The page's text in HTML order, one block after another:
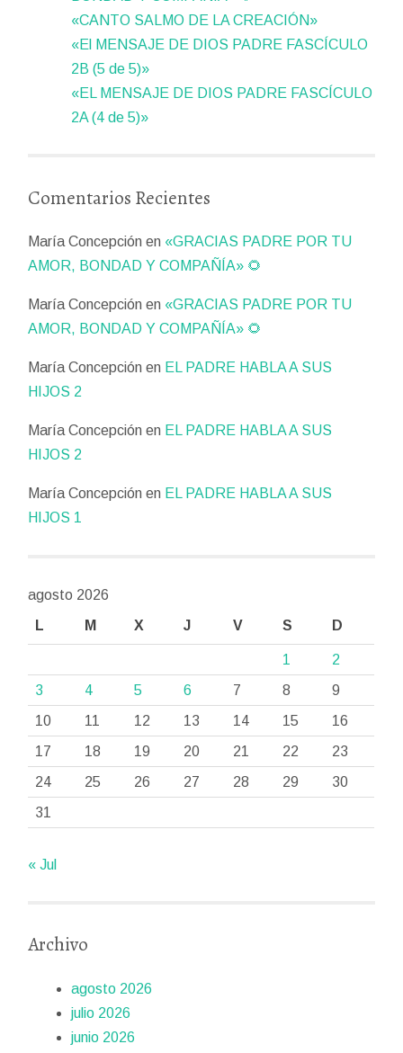
«CANTO SALMO DE LA CREACIÓN»
«El MENSAJE DE DIOS PADRE FASCÍCULO
2B (5 de 5)»
«EL MENSAJE DE DIOS PADRE FASCÍCULO
2A (4 de 5)»
Comentarios Recientes
María Concepción en «GRACIAS PADRE POR TU
AMOR, BONDAD Y COMPAÑÍA» 🌻
María Concepción en «GRACIAS PADRE POR TU
AMOR, BONDAD Y COMPAÑÍA» 🌻
María Concepción en EL PADRE HABLA A SUS
HIJOS 2
María Concepción en EL PADRE HABLA A SUS
HIJOS 2
María Concepción en EL PADRE HABLA A SUS
HIJOS 1
agosto 2026
L
M X J V S D
1
2
3
4 5 6 7 8
9
10
11 12 13 14 15
16
17
18 19 20 21 22
23
24
25 26 27 28 29
30
31
« Jul
Archivo
agosto 2026
julio 2026
junio 2026